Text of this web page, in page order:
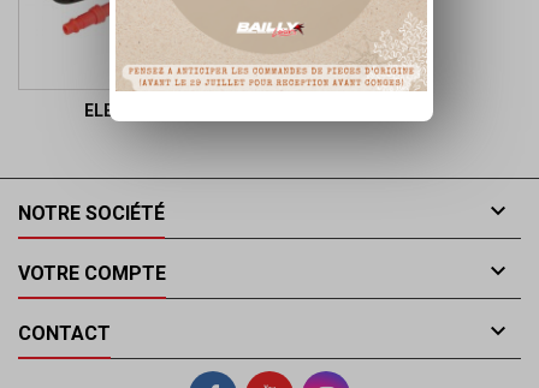
ELECTRICITE
NOTRE SOCIÉTÉ 
VOTRE COMPTE 
CONTACT 